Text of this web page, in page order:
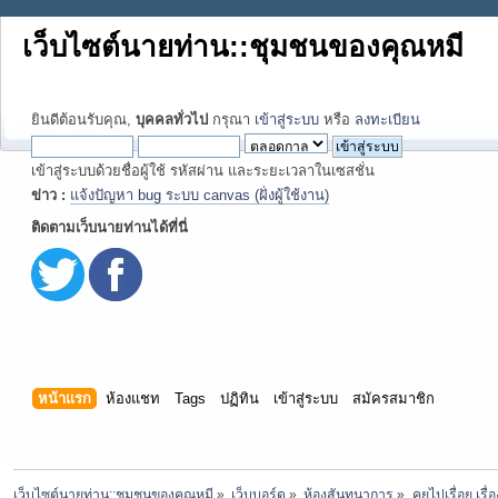
เว็บไซต์นายท่าน::ชุมชนของคุณหมี
ยินดีต้อนรับคุณ, บุคคลทั่วไป กรุณา เข้าสู่ระบบ หรือ ลงทะเบียน
เข้าสู่ระบบด้วยชื่อผู้ใช้ รหัสผ่าน และระยะเวลาในเซสชั่น
ข่าว : แจ้งปัญหา bug ระบบ canvas (ฝั่งผู้ใช้งาน)
ติดตามเว็บนายท่านได้ที่นี่
หน้าแรก ห้องแชท Tags ปฏิทิน เข้าสู่ระบบ สมัครสมาชิก
เว็บไซต์นายท่าน::ชุมชนของคุณหมี » เว็บบอร์ด » ห้องสันทนาการ » คุยไปเรื่อย เรื่